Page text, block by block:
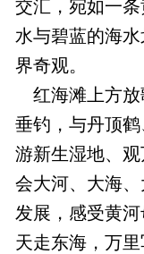
交汇，宛如一
水与碧蓝的海
界奇观。
红海滩上方放
垂钓，与丹顶鹤
游新生湿地、
会大河、大海
发展，感受黄
天走东海，万里